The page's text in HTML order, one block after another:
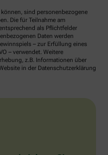
sind personenbezogene
Die für Teilnahme am
als Pflichtfelder
Daten werden
– zur Erfüllung eines
– verwendet. Weitere
z.B. Informationen über
in der Datenschutzerklärung